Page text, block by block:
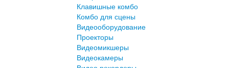
Клавишные комбо
Комбо для сцены
Видеооборудование
Проекторы
Видеомикшеры
Видеокамеры